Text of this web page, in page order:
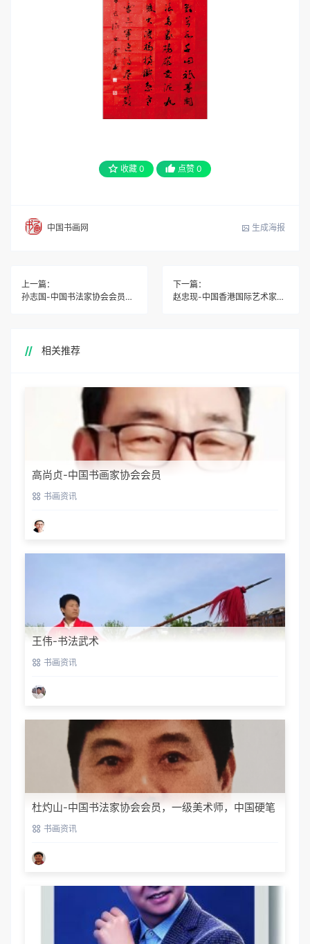
收藏 0 点赞 0
中国书画网 生成海报
上一篇：
孙志国-中国书法家协会会员、全国大书法艺术发展专家智库顾问
下一篇：
赵忠现-中国香港国际艺术家协会河南内地秘书长
相关推荐
高尚贞-中国书画家协会会员
书画资讯
王伟-书法武术
书画资讯
杜灼山-中国书法家协会会员，一级美术师，中国硬笔
书法家协会会员
书画资讯